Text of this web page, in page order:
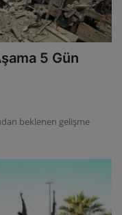
5 Gün
beklenen gelişme